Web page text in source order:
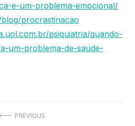
e-um-problema-emocional/
procrastinacao
psiquiatria/quando-
um-problema-de-saude-
PREVIOUS